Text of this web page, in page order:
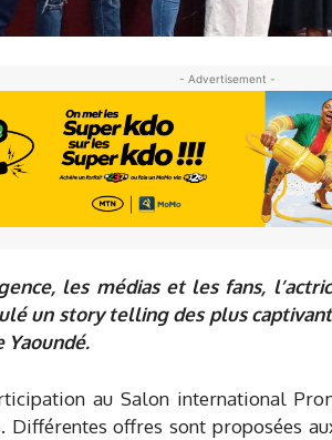
- Advertisement -
les médias et les fans,
un story telling des plus
Yaoundé.
au Salon international
Différentes offres sont proposées